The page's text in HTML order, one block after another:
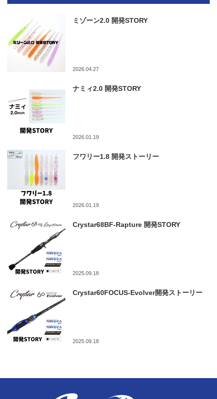
ミゾーン2.0 開発STORY
2026.04.27
ナミィ2.0 開発STORY
2026.01.19
フワリー1.8 開発ストーリー
2026.01.19
Crystar68BF-Rapture 開発STORY
2025.09.18
Crystar60FOCUS-Evolver開発ストーリー
2025.09.18